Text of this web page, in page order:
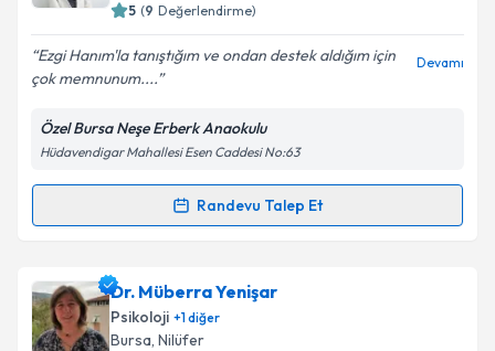
Kişisel verilerimin işlenmesine ilişkin
Metni'ni okudum ve kişisel verilerimin belirtilen
kapsamda işlenmesini kabul ediyorum.
5 (9 Değerlendirme)
Ezgi Hanım'la tanıştığım ve ondan destek aldığım için
çok memnunum....
Devamı
Özel Bursa Neşe Erberk Anaokulu
Hüdavendigar Mahallesi Esen Caddesi No:63
Randevu Talep Et
Randevu Takvimi Talebi
Uzm. Psk. Ezgi Karadeniziçin randevu takvimi talebi
oluşturun. Size bu uzmandan randevu almanız için bir
takvim hazırlandığında e-posta ile bilgilendireceğiz.
Dr. Müberra Yenişar
Psikoloji +1diğer
Bursa, Nilüfer